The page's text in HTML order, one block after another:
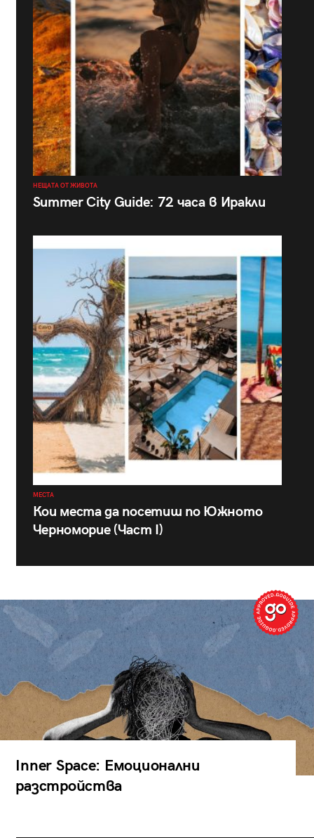
НЕЩАТА ОТ ЖИВОТА
Summer City Guide: 72 часа в Иракли
МЕСТА
Кои места да посетиш по Южното
Черноморие (Част I)
Inner Space: Емоционални
разстройства